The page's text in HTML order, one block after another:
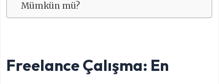
Mümkün mü?
Freelance Çalışma: En